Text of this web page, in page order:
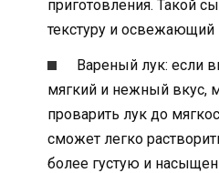
приготовления. Такой
текстуру и освежающий
Вареный лук: если
мягкий и нежный вкус,
проварить лук до
сможет легко
более густую и